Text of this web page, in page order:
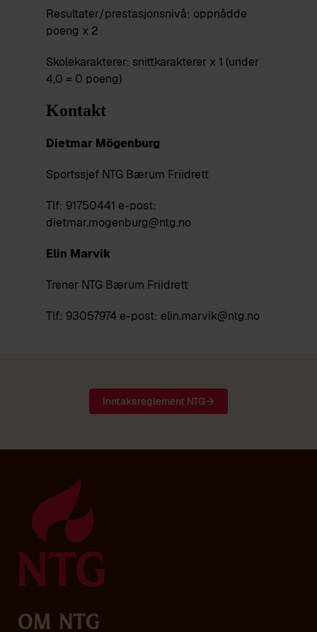
Resultater/prestasjonsnivå: oppnådde
poeng x 2
Skolekarakterer: snittkarakterer x 1 (under
4,0 = 0 poeng)
Kontakt
Dietmar Mögenburg
Sportssjef NTG Bærum Friidrett
Tlf: 91750441 e-post:
dietmar.mogenburg@ntg.no
Elin Marvik
Trener NTG Bærum Friidrett
Tlf: 93057974 e-post: elin.marvik@ntg.no
Inntaksreglement NTG
Om NTG